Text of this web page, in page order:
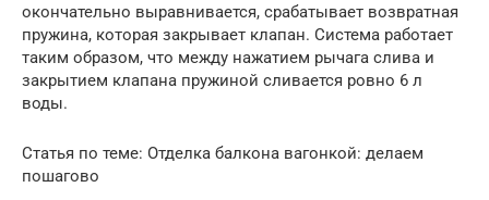
окончательно выравнивается, срабатывает возвратная
пружина, которая закрывает клапан. Система работает
таким образом, что между нажатием рычага слива и
закрытием клапана пружиной сливается ровно 6 л
воды.
Статья по теме: Отделка балкона вагонкой: делаем
пошагово